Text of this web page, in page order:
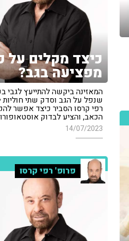
כיצד מקלים על
מפציעה בגב?
המאזינה ביקשה להתייעץ לגבי
שנפל על הגב וסדק שתי חוליות
רפי קרסו הסביר כיצד אפשר
הכאב, והציע לבדוק
14/07/2023
פרופ' רפי קרסו